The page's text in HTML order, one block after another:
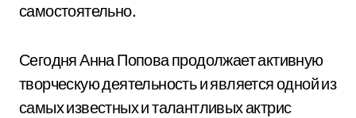
самостоятельно.
Сегодня Анна Попова продолжает активную
творческую деятельность и является одной из
самых известных и талантливых актрис